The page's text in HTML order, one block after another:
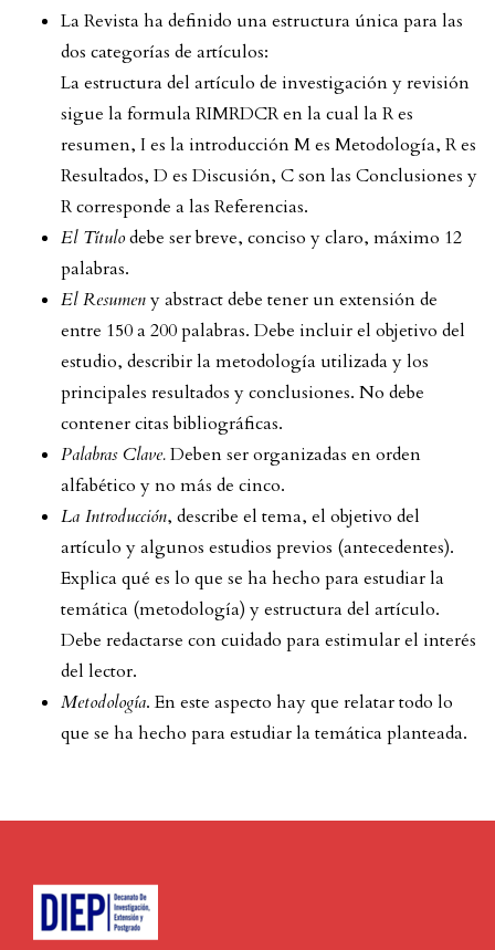
La Revista ha definido una estructura única para las
dos categorías de artículos:
La estructura del artículo de investigación y revisión
sigue la formula RIMRDCR en la cual la R es
resumen, I es la introducción M es Metodología, R es
Resultados, D es Discusión, C son las Conclusiones y
R corresponde a las Referencias.
El Títulodebe ser breve, conciso y claro, máximo 12
palabras.
El Resumeny abstract debe tener un extensión de
entre 150 a 200 palabras. Debe incluir el objetivo del
estudio, describir la metodología utilizada y los
principales resultados y conclusiones. No debe
contener citas bibliográficas.
Palabras Clave.Deben ser organizadas en orden
alfabético y no más de cinco.
La Introducción, describe el tema, el objetivo del
artículo y algunos estudios previos (antecedentes).
Explica qué es lo que se ha hecho para estudiar la
temática (metodología) y estructura del artículo.
Debe redactarse con cuidado para estimular el interés
del lector.
Metodología. En este aspecto hay que relatar todo lo
que se ha hecho para estudiar la temática planteada.